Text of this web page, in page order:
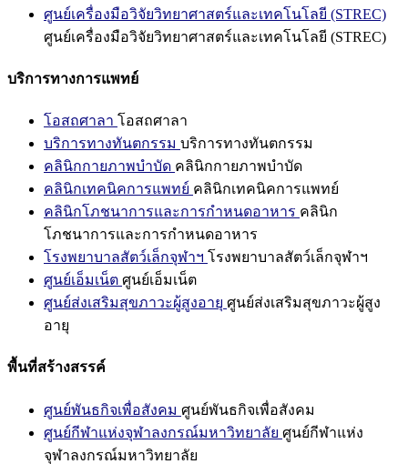
ศูนย์เครื่องมือวิจัยวิทยาศาสตร์และเทคโนโลยี (STREC)
ศูนย์เครื่องมือวิจัยวิทยาศาสตร์และเทคโนโลยี (STREC)
บริการทางการแพทย์
โอสถศาลา โอสถศาลา
บริการทางทันตกรรม บริการทางทันตกรรม
คลินิกกายภาพบำบัด คลินิกกายภาพบำบัด
คลินิกเทคนิคการแพทย์ คลินิกเทคนิคการแพทย์
คลินิกโภชนาการและการกำหนดอาหาร คลินิก
โภชนาการและการกำหนดอาหาร
โรงพยาบาลสัตว์เล็กจุฬาฯ โรงพยาบาลสัตว์เล็กจุฬาฯ
ศูนย์เอ็มเน็ต ศูนย์เอ็มเน็ต
ศูนย์ส่งเสริมสุขภาวะผู้สูงอายุ ศูนย์ส่งเสริมสุขภาวะผู้สูง
อายุ
พื้นที่สร้างสรรค์
ศูนย์พันธกิจเพื่อสังคม ศูนย์พันธกิจเพื่อสังคม
ศูนย์กีฬาแห่งจุฬาลงกรณ์มหาวิทยาลัย ศูนย์กีฬาแห่ง
จุฬาลงกรณ์มหาวิทยาลัย